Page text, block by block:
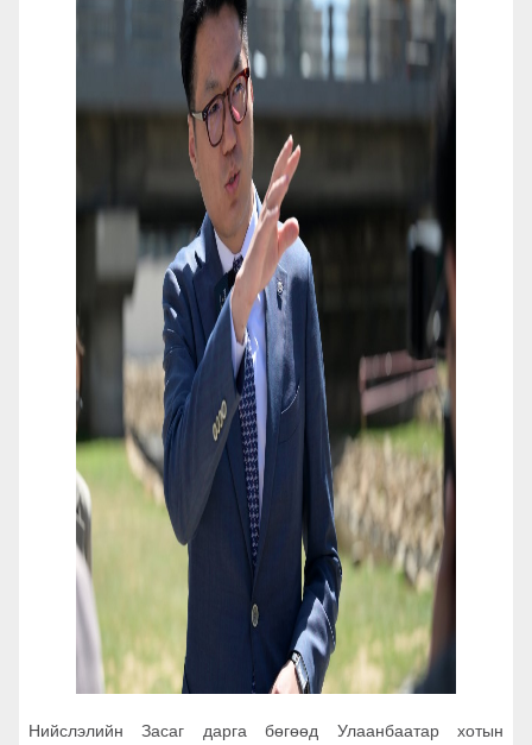
Нийслэлийн Засаг дарга бөгөөд Улаанбаатар хотын